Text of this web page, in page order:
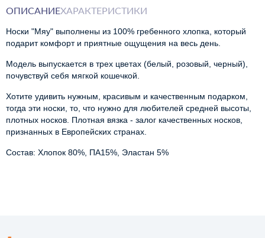
ОПИСАНИЕХАРАКТЕРИСТИКИ
Носки "Мяу" выполнены из 100% гребенного хлопка, который
подарит комфорт и приятные ощущения на весь день.
Модель выпускается в трех цветах (белый, розовый, черный),
почувствуй себя мягкой кошечкой.
Хотите удивить нужным, красивым и качественным подарком,
тогда эти носки, то, что нужно для любителей средней высоты,
плотных носков. Плотная вязка - залог качественных носков,
признанных в Европейских странах.
Состав: Хлопок 80%, ПА15%, Эластан 5%